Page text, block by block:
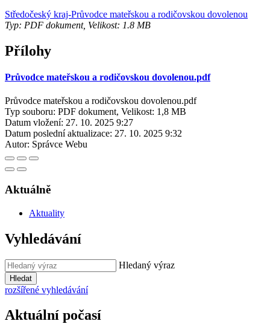
Středočeský kraj-Průvodce mateřskou a rodičovskou dovolenou
Typ: PDF dokument, Velikost: 1.8 MB
Přílohy
Průvodce mateřskou a rodičovskou dovolenou.pdf
Průvodce mateřskou a rodičovskou dovolenou.pdf
Typ souboru: PDF dokument, Velikost: 1,8 MB
Datum vložení: 27. 10. 2025 9:27
Datum poslední aktualizace: 27. 10. 2025 9:32
Autor: Správce Webu
Aktuálně
Aktuality
Vyhledávání
Hledaný výraz
Hledat
rozšířené vyhledávání
Aktuální počasí